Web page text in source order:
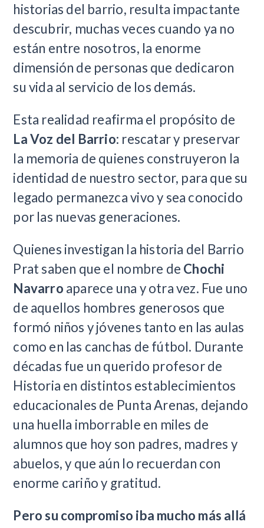
historias del barrio, resulta impactante
descubrir, muchas veces cuando ya no
están entre nosotros, la enorme
dimensión de personas que dedicaron
su vida al servicio de los demás.
Esta realidad reafirma el propósito de
La Voz del Barrio: rescatar y preservar
la memoria de quienes construyeron la
identidad de nuestro sector, para que su
legado permanezca vivo y sea conocido
por las nuevas generaciones.
Quienes investigan la historia del Barrio
Prat saben que el nombre de Chochi
Navarro aparece una y otra vez. Fue uno
de aquellos hombres generosos que
formó niños y jóvenes tanto en las aulas
como en las canchas de fútbol. Durante
décadas fue un querido profesor de
Historia en distintos establecimientos
educacionales de Punta Arenas, dejando
una huella imborrable en miles de
alumnos que hoy son padres, madres y
abuelos, y que aún lo recuerdan con
enorme cariño y gratitud.
Pero su compromiso iba mucho más allá